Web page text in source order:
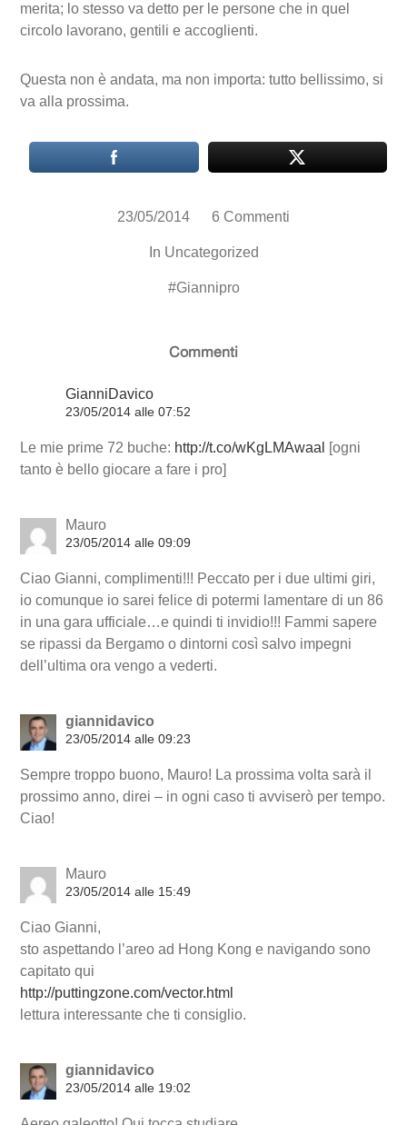
merita; lo stesso va detto per le persone che in quel
circolo lavorano, gentili e accoglienti.
Questa non è andata, ma non importa: tutto bellissimo, si
va alla prossima.
23/05/2014 6 Commenti
In Uncategorized
#Giannipro
Commenti
GianniDavico
23/05/2014 alle 07:52
Le mie prime 72 buche: http://t.co/wKgLMAwaal
[ogni
tanto è bello giocare a fare i pro]
Mauro
23/05/2014 alle 09:09
Ciao Gianni, complimenti!!! Peccato per i due ultimi giri,
io comunque io sarei felice di potermi lamentare di un 86
in una gara ufficiale…e quindi ti invidio!!! Fammi sapere
se ripassi da Bergamo o dintorni così salvo impegni
dell’ultima ora vengo a vederti.
giannidavico
23/05/2014 alle 09:23
Sempre troppo buono, Mauro! La prossima volta sarà il
prossimo anno, direi – in ogni caso ti avviserò per tempo.
Ciao!
Mauro
23/05/2014 alle 15:49
Ciao Gianni,
sto aspettando l’areo ad Hong Kong e navigando sono
capitato qui
http://puttingzone.com/vector.html
lettura interessante che ti consiglio.
giannidavico
23/05/2014 alle 19:02